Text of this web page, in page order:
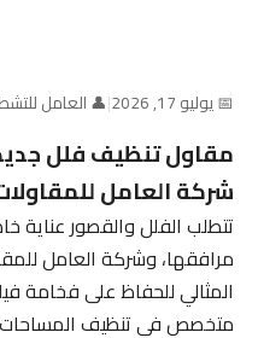
📅 يوليو 17, 2026 |👤 العامل
مقاول تنظيف فلل
شركة العامل للمقاولات
تتطلب الفلل والقصور عناية
مرافقها، وشركة العامل
المثالي للحفاظ على فخامة
متخصص في تنظيف المساحات